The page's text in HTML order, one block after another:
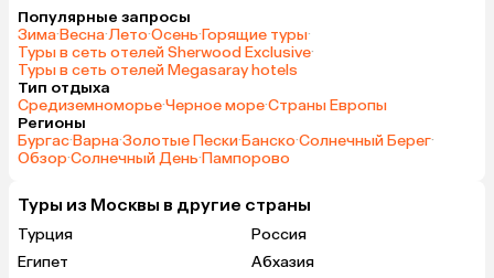
Популярные запросы
Зима·Весна·Лето·Осень·Горящие туры·
Туры в сеть отелей Sherwood Exclusive·
Туры в сеть отелей Megasaray hotels
Тип отдыха
Средиземноморье·Черное море·Страны Европы
Регионы
Бургас·Варна·Золотые Пески·Банско·Солнечный Берег·
Обзор·Солнечный День·Пампорово
Туры из Москвы в другие страны
Турция
Россия
Египет
Абхазия